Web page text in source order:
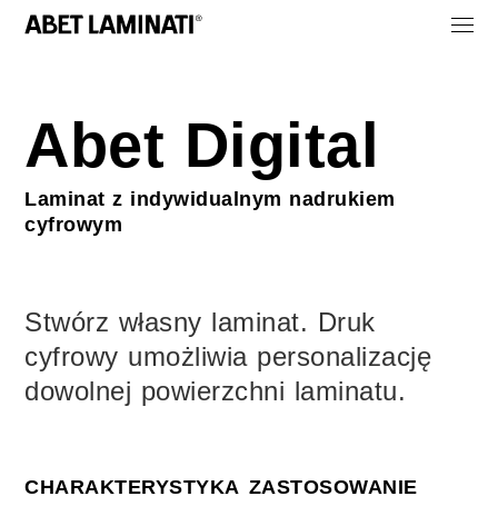
Abet Digital
Laminat z indywidualnym nadrukiem
cyfrowym
Stwórz własny laminat. Druk
cyfrowy umożliwia personalizację
dowolnej powierzchni laminatu.
CHARAKTERYSTYKA ZASTOSOWANIE